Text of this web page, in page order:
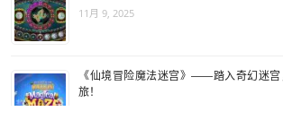
11月 9, 2025
《仙境冒险魔法迷宫》——踏入奇幻迷
旅！